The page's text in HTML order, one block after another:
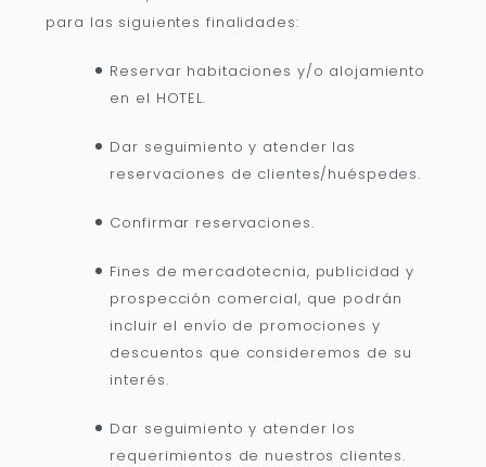
para las siguientes finalidades:
Reservar habitaciones y/o alojamiento
en el HOTEL.
Dar seguimiento y atender las
reservaciones de clientes/huéspedes.
Confirmar reservaciones.
Fines de mercadotecnia, publicidad y
prospección comercial, que podrán
incluir el envío de promociones y
descuentos que consideremos de su
interés.
Dar seguimiento y atender los
requerimientos de nuestros clientes.